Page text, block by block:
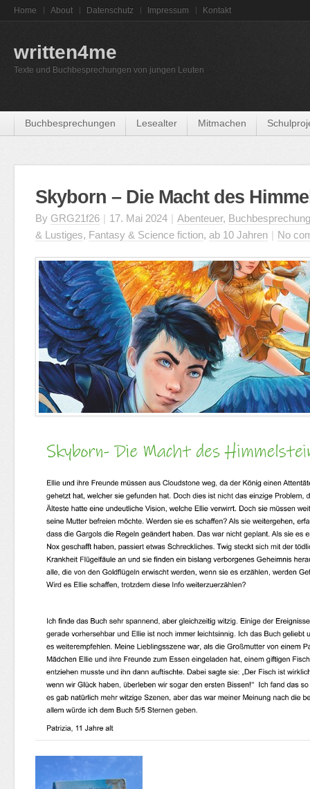
Home About Datenschutz Impressum Kontakt
written4me
Texte und Buchbesprechungen von jungen Leuten
Buchbesprechungen Lesealter Mitmachen
Skyborn – Die Macht des
By GRG21f26 | 17. Mai 2024 | Abenteuer,
& Lustiges, Fantasy & Science fiction, ab 10 Jahren | No